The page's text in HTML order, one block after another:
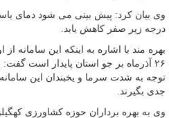
وی بیان کرد: پیش بینی می شود دمای
درجه زیر صفر کاهش یابد.
۲۶ آذرماه بر جو استان پایدار است
توجه به شدت سرما و یخبندان این
جدی بگیرند.
وی به بهره برداران حوزه کشاورزی